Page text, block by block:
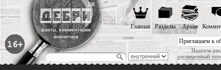
Приглашаем к
Надоела
расширенный
Главная Разделы Архив